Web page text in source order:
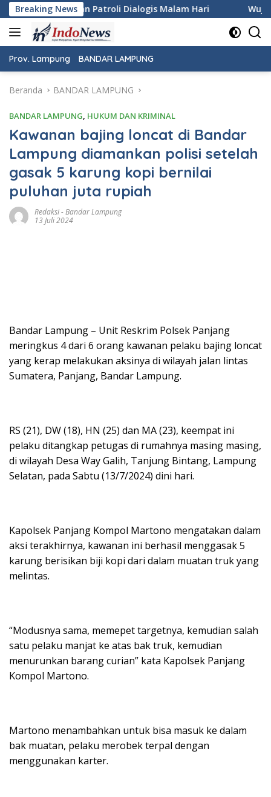
Langsung
ke
konten
Breaking News
Malam Hari Wujudkan Rasa Aman dan Damai,
Prov. Lampung BANDAR LAMPUNG
Beranda BANDAR LAMPUNG
BANDAR LAMPUNG, HUKUM DAN KRIMINAL
Kawanan bajing loncat di Bandar
Lampung diamankan polisi setelah
gasak 5 karung kopi bernilai
puluhan juta rupiah
Redaksi-Bandar Lampung
13 Juli 2024
Bandar Lampung – Unit Reskrim Polsek Panjang
meringkus 4 dari 6 orang kawanan pelaku bajing loncat
yang kerap melakukan aksinya di wilayah jalan lintas
Sumatera, Panjang, Bandar Lampung.
RS (21), DW (18), HN (25) dan MA (23), keempat ini
pelaku ditangkap petugas di rumahnya masing masing,
di wilayah Desa Way Galih, Tanjung Bintang, Lampung
Selatan, pada Sabtu (13/7/2024) dini hari.
Kapolsek Panjang Kompol Martono mengatakan dalam
aksi terakhirnya, kawanan ini berhasil menggasak 5
karung berisikan biji kopi dari dalam muatan truk yang
melintas.
“Modusnya sama, memepet targetnya, kemudian salah
satu pelaku manjat ke atas bak truk, kemudian
menurunkan barang curian” kata Kapolsek Panjang
Kompol Martono.
Martono menambahkan untuk bisa masuk ke dalam
bak muatan, pelaku merobek terpal dengan
menggunakan karter.